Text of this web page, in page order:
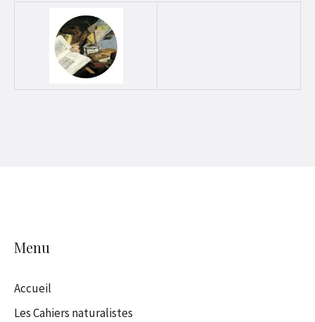
Menu
Accueil
Les Cahiers naturalistes